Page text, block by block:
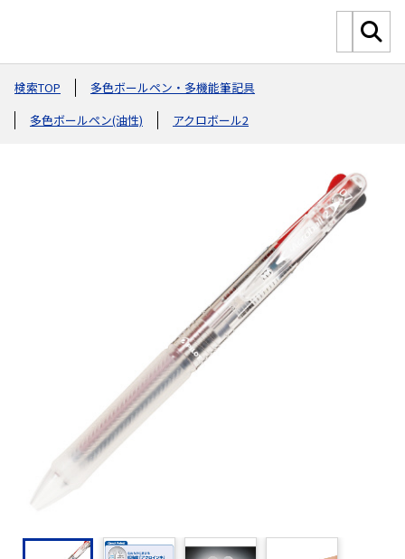
検索TOP
多色ボールペン・多機能筆記具
多色ボールペン(油性)
アクロボール2